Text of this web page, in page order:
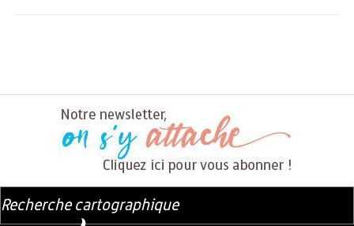
Recherche cartographique